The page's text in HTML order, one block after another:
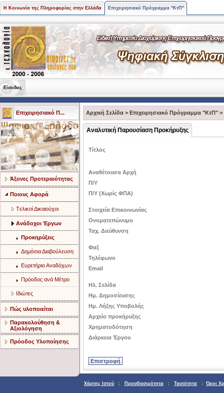
Η Κοινωνία της Πληροφορίας στην Ελλάδα Επιχειρησιακό Πρόγραμμα "ΚτΠ"
Είσοδος
Επιχειρησιακό Π...
Άξονες Προτεραιότητας
Ποιους Αφορά
Tελικοί Δικαιούχοι
Ανάδοχοι Έργων
Προκηρύξεις
Δημόσια Διαβούλευση
Ευρετήριο Αναδόχων
Πρόοδος ανά Μέτρο
Ιδιώτες
Πώς υλοποιείται
Παρακολούθηση &
Αξιολόγηση
Πρόοδος Υλοποίησης
Αρχική Σελίδα > Επιχειρησιακό Πρόγραμμα "ΚτΠ" >
Αναλυτική Παρουσίαση Προκήρυξης
Τίτλος
Αναθέτουσα Αρχή
Π/Υ
Π/Υ (Χωρίς ΦΠΑ)
Στοιχεία Επικοινωνίας
Ονοματεπώνυμο
Ταχ. Διεύθυνση
Φαξ
Τηλέφωνο
Email
Ηλ. Σελίδα
Ημ. Δημοσίευσης
Ημ. Λήξης Υποβολής
Αρχείο προκήρυξης
Χρηματοδότηση
Διάρκεια Έργου
Χάρτης Ιστού : Προσβασιμότητα : Ταυτότητα : Όροι